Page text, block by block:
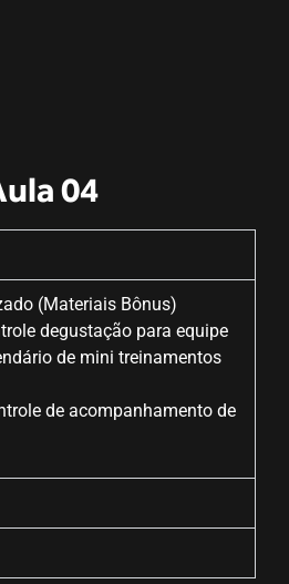
04
(Materiais Bônus)
degustação para equipe
de mini treinamentos
de acompanhamento de